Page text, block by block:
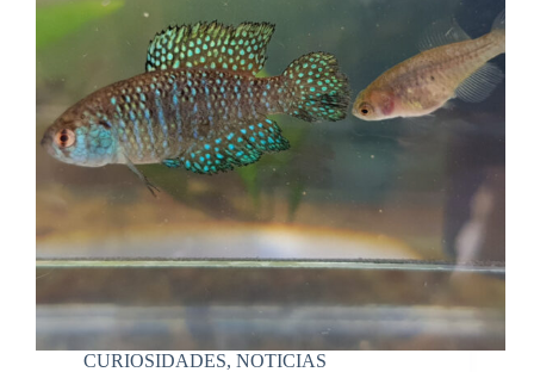
CURIOSIDADES, NOTICIAS